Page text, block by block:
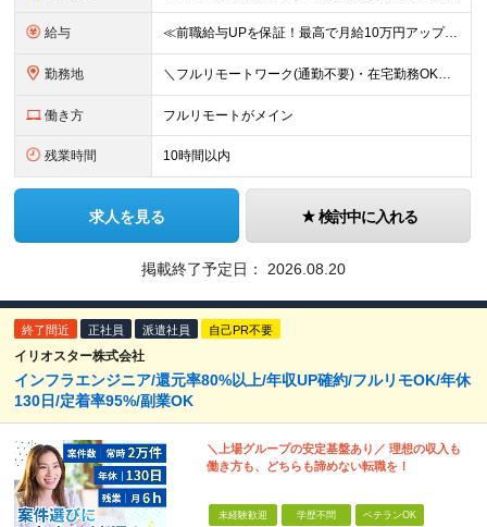
給与 ≪前職給与UPを保証！最高で月給10万円アップも可能！≫ 月給35万円～70万円＋各種手当 ※経験・スキルに応じて決定いたします ※試用期間（6ヶ月）あり、期間中の給与・待遇に差異はありません ★
勤務地 ＼フルリモートワーク(通勤不要)・在宅勤務OK／ ★各プロジェクト先／完全在宅案件有 ※基本的に転勤はありません ★オフィス内完全禁煙（喫煙スペースは別途有）※現場によります ＝＝＝＝＝ 【大阪本
働き方 フルリモートがメイン
残業時間 10時間以内
求人を見る 検討中に入れる
掲載終了予定日： 2026.08.20
終了間近 正社員 派遣社員 自己PR不要
イリオスター株式会社
インフラエンジニア/還元率80%以上/年収UP確約/フルリモOK/年休
130日/定着率95%/副業OK
＼上場グループの安定基盤あり／ 理想の収入も
働き方も、どちらも諦めない転職を！
未経験歓迎 学歴不問 ベテランOK